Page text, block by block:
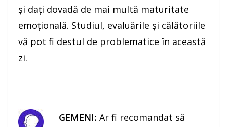
şi daţi dovadă de mai multă maturitate
emoţională. Studiul, evaluările şi călătoriile
vă pot fi destul de problematice în această
zi.
GEMENI: Ar fi recomandat să